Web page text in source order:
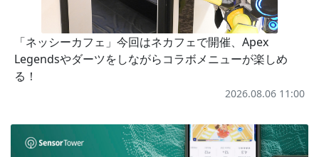
「ネッシーカフェ」今回はネカフェで開催、Apex
Legendsやダーツをしながらコラボメニューが楽しめ
る！
2026.08.06 11:00